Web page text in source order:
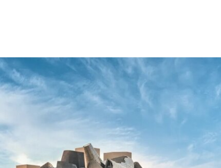
1901年的作品《母性》（Motherhood
）。这张照
片由巴勒斯坦摄影记者阿里·贾达拉（Ali
Jadallah）于2024年3月以色列围困加沙希法医院
期间拍摄。两名抗议者隶属于“青年诉求”（Youth
Demand），该组织由气候行动组织“停止石油”
（Just Stop Oil）的学生分支发展而来。行动中，
两人高声呼吁英国停止与以色列的贸易往来。随
后，其中一人将红色液体泼洒在展厅地面，引发现